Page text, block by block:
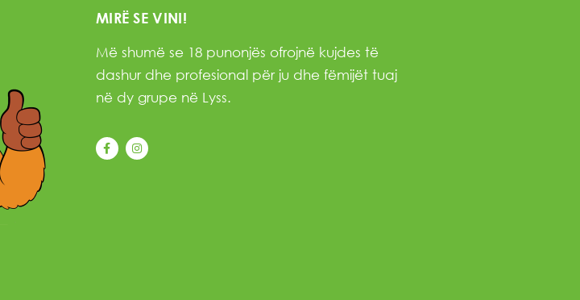
MIRË SE VINI!
Më shumë se 18 punonjës ofrojnë kujdes të
dashur dhe profesional për ju dhe fëmijët tuaj
në dy grupe në Lyss.